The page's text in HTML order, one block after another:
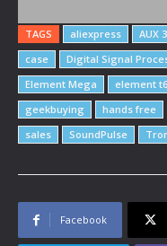
TAGS aliexpress AUX
case
Digital Signal
Element Mega
element
geekbuying
hands free
sales
SoundPulse
Facebook